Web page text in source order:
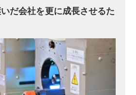
だ会社を更に成長させるた